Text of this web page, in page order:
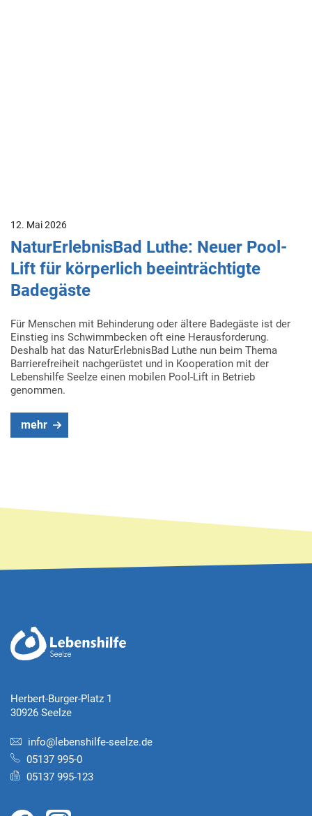
12. Mai 2026
NaturErlebnisBad Luthe: Neuer Pool-
Lift für körperlich beeinträchtigte
Badegäste
Für Menschen mit Behinderung oder ältere Badegäste ist der
Einstieg ins Schwimmbecken oft eine Herausforderung.
Deshalb hat das NaturErlebnisBad Luthe nun beim Thema
Barrierefreiheit nachgerüstet und in Kooperation mit der
Lebenshilfe Seelze einen mobilen Pool-Lift in Betrieb
genommen.
mehr
Herbert-Burger-Platz 1
30926 Seelze
info@lebenshilfe-seelze.de
05137 995-0
05137 995-123